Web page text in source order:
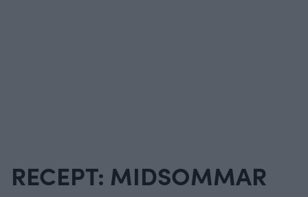
RECEPT: MIDSOMMAR